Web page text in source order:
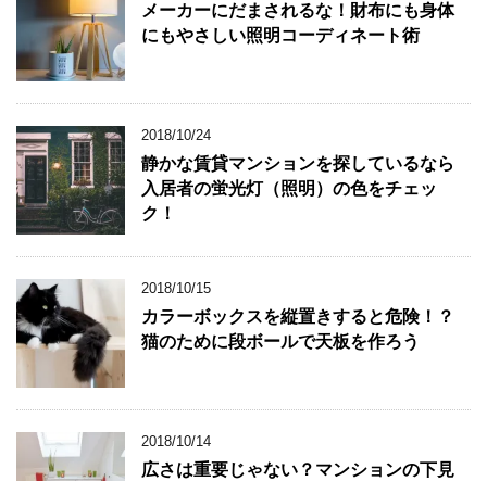
メーカーにだまされるな！財布にも身体
にもやさしい照明コーディネート術
2018/10/24
静かな賃貸マンションを探しているなら
入居者の蛍光灯（照明）の色をチェッ
ク！
2018/10/15
カラーボックスを縦置きすると危険！？
猫のために段ボールで天板を作ろう
2018/10/14
広さは重要じゃない？マンションの下見